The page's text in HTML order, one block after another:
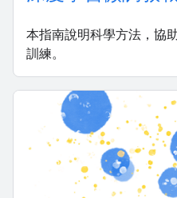
本指南說明科學方法，協
訓練。